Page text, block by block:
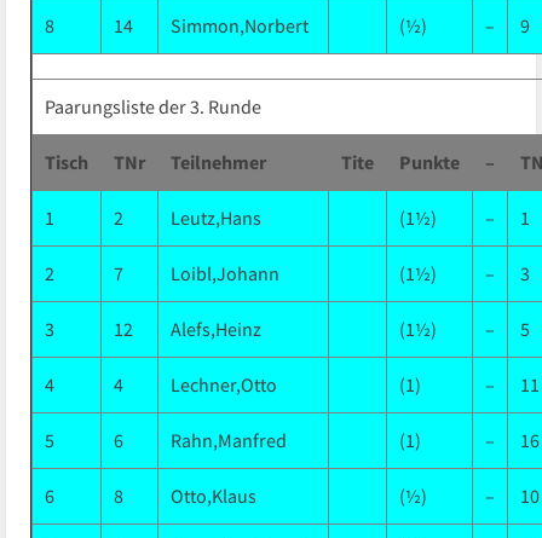
8 14 Simmon,Norbert (½) – 9
Paarungsliste der 3. Runde
Tisch TNr Teilnehmer Tite Punkte –
1 2 Leutz,Hans (1½) – 1
2 7 Loibl,Johann (1½) – 3
3 12 Alefs,Heinz (1½) – 5
4 4 Lechner,Otto (1) – 11
5 6 Rahn,Manfred (1) – 16
6 8 Otto,Klaus (½) – 10